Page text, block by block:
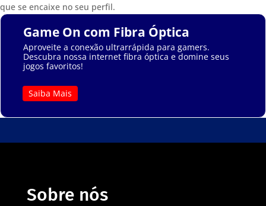
que se encaixe no seu perfil.
Game On com Fibra Óptica
Aproveite a conexão ultrarrápida para gamers.
Descubra nossa internet fibra óptica e domine seus
jogos favoritos!
Saiba Mais
Sobre nós